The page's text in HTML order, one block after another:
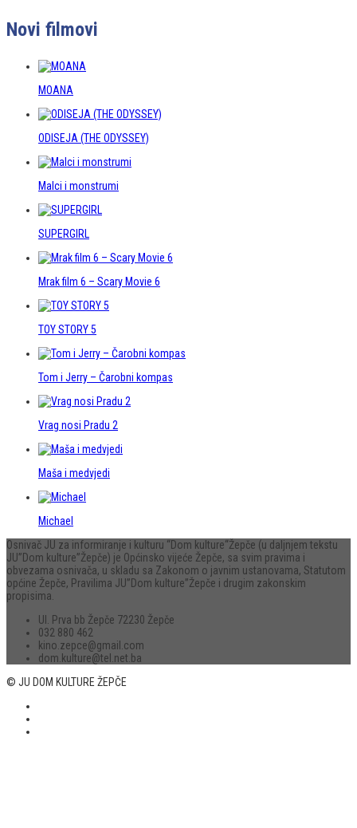
Novi filmovi
MOANA
ODISEJA (THE ODYSSEY)
Malci i monstrumi
SUPERGIRL
Mrak film 6 – Scary Movie 6
TOY STORY 5
Tom i Jerry – Čarobni kompas
Vrag nosi Pradu 2
Maša i medvjedi
Michael
Osnivač JU za informiranje i kulturu “Dom kulture“Žepče (u daljnjem tekstu
JU”Dom kulture”Žepče) je Općinsko vijeće Žepče, sa svim pravima i
obvezama osnivača, u skladu sa Zakonom o javnim ustanovama, Statutom
općine Žepče, Pravilima JU”Dom kulture”Žepče i drugim zakonskim
propisima.
Ul. Prva bb Žepče 72230 Žepče
032 880 462
kino.zepce@gmail.com
dom.kulture@tel.net.ba
© JU DOM KULTURE ŽEPČE